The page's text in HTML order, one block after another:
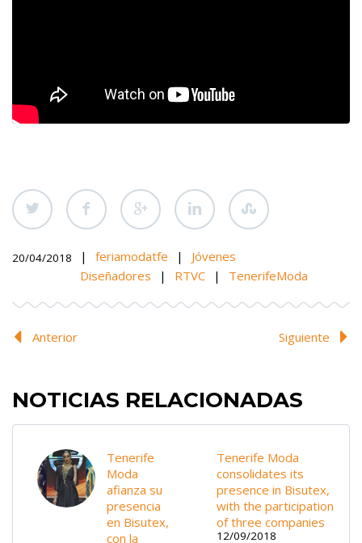
20/04/2018 | feriamodatfe |
Jóvenes
Diseñadores
| RTVC | TenerifeModa
Anterior Siguiente
NOTICIAS RELACIONADAS
Tenerife
Moda
afianza su
presencia
en Bisutex,
con la
Tenerife Moda
consolidates its
presence in Bisutex,
with the participation
of three companies
12/09/2018